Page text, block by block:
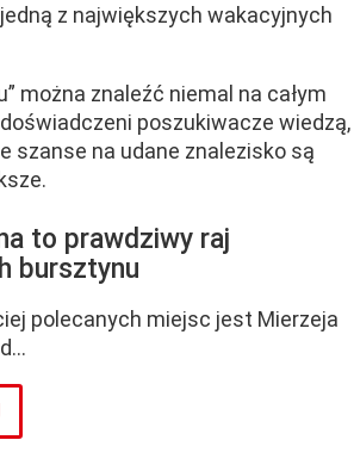
z największych wakacyjnych
można znaleźć niemal na całym
poszukiwacze wiedzą,
szanse na udane znalezisko są
to prawdziwy raj
bursztynu
polecanych miejsc jest Mierzeja